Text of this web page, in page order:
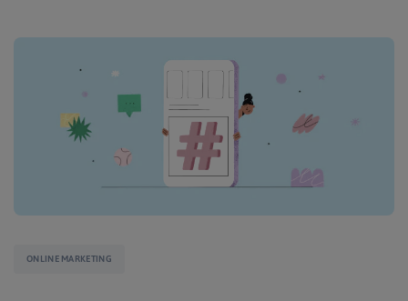
ONLINE MARKETING